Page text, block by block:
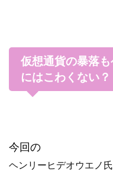
仮想通貨の暴落
にはこわくない？
今回の
ヘンリーヒデオウエノ